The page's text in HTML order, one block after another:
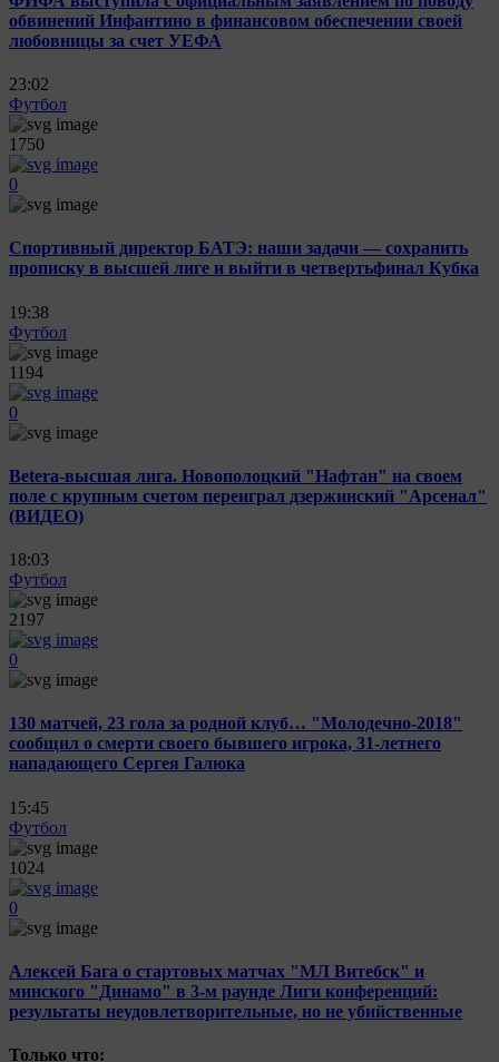
обвинений Инфантино в финансовом обеспечении своей
любовницы за счет УЕФА
23:02
Футбол
1750
0
Спортивный директор БАТЭ: наши задачи — сохранить
прописку в высшей лиге и выйти в четвертьфинал Кубка
19:38
Футбол
1194
0
Betera-высшая лига. Новополоцкий "Нафтан" на своем
поле с крупным счетом переиграл дзержинский "Арсенал"
(ВИДЕО)
18:03
Футбол
2197
0
130 матчей, 23 гола за родной клуб… "Молодечно-2018"
сообщил о смерти своего бывшего игрока, 31-летнего
нападающего Сергея Галюка
15:45
Футбол
1024
0
Алексей Бага о стартовых матчах "МЛ Витебск" и
минского "Динамо" в 3-м раунде Лиги конференций:
результаты неудовлетворительные, но не убийственные
Только что: